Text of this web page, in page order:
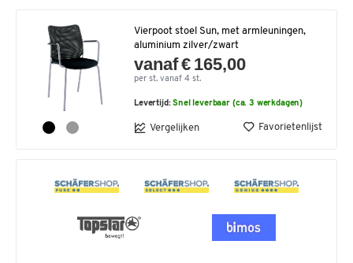
Vierpoot stoel Sun, met armleuningen,
aluminium zilver/zwart
vanaf € 165,00
per st. vanaf 4 st.
Levertijd:Snel leverbaar (ca. 3 werkdagen)
Vergelijken Favorietenlijst